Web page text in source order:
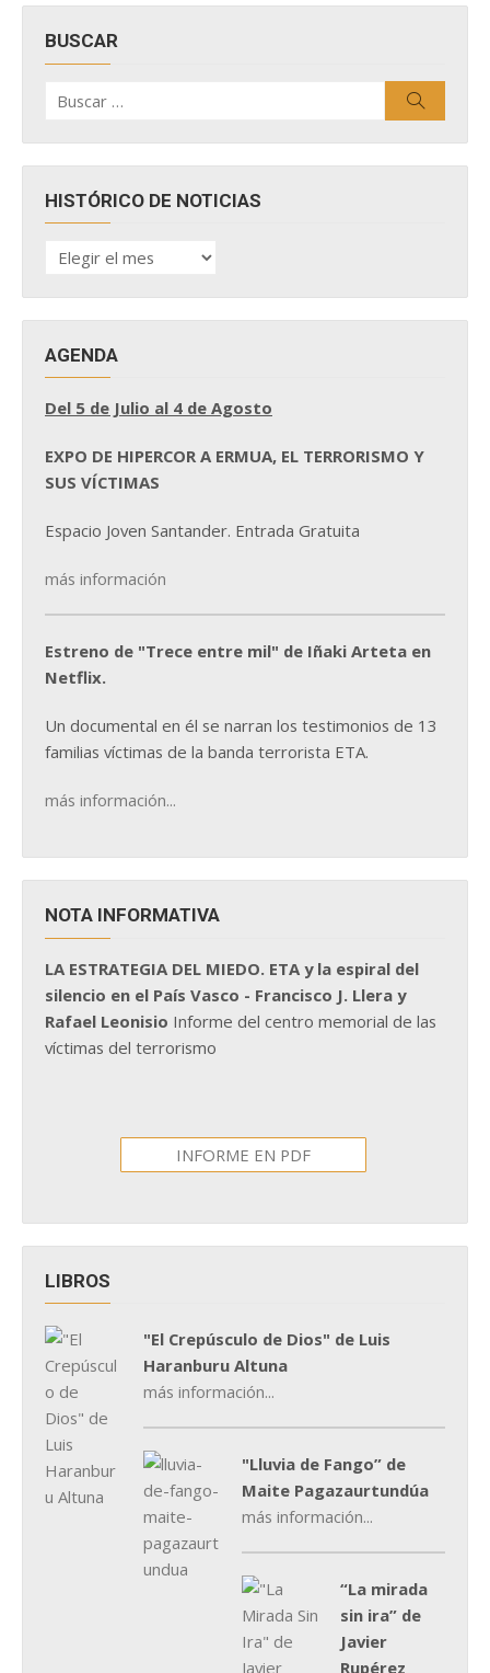
BUSCAR
por:
HISTÓRICO DE NOTICIAS
HISTÓRICO
DE
AGENDA
Del 5 de Julio al 4 de Agosto
EXPO DE HIPERCOR A ERMUA, EL TERRORISMO Y
SUS VÍCTIMAS
Espacio Joven Santander. Entrada Gratuita
más información
Estreno de "Trece entre mil" de Iñaki Arteta en
Netflix.
Un documental en él se narran los testimonios de 13
familias víctimas de la banda terrorista ETA.
más información...
NOTA INFORMATIVA
LA ESTRATEGIA DEL MIEDO. ETA y la espiral del
silencio en el País Vasco - Francisco J. Llera y
Rafael Leonisio Informe del centro memorial de las
víctimas del terrorismo
INFORME EN PDF
LIBROS
"El Crepúsculo de Dios" de Luis
Haranburu Altuna
más información...
"Lluvia de Fango” de
Maite Pagazaurtundúa
más información...
“La mirada
sin ira” de
Javier
Rupérez